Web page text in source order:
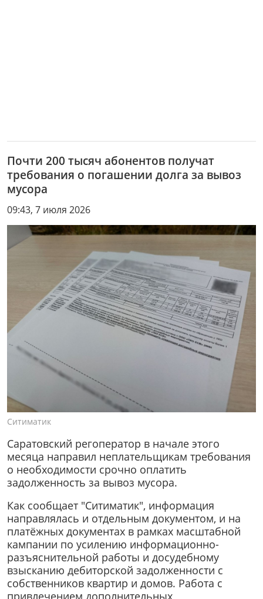
Почти 200 тысяч абонентов получат
требования о погашении долга за вывоз
мусора
09:43, 7 июля 2026
Ситиматик
Саратовский регоператор в начале этого
месяца направил неплательщикам требования
о необходимости срочно оплатить
задолженность за вывоз мусора.
Как сообщает "Ситиматик", информация
направлялась и отдельным документом, и на
платёжных документах в рамках масштабной
кампании по усилению информационно-
разъяснительной работы и досудебному
взысканию дебиторской задолженности с
собственников квартир и домов. Работа с
привлечением дополнительных